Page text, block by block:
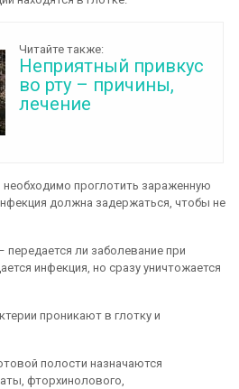
Читайте также:
Неприятный привкус
во рту – причины,
лечение
проглотить зараженную
должна задержаться, чтобы не
передается ли заболевание при
инфекция, но сразу уничтожается
проникают в глотку и
полости назначаются
фторхинолового,